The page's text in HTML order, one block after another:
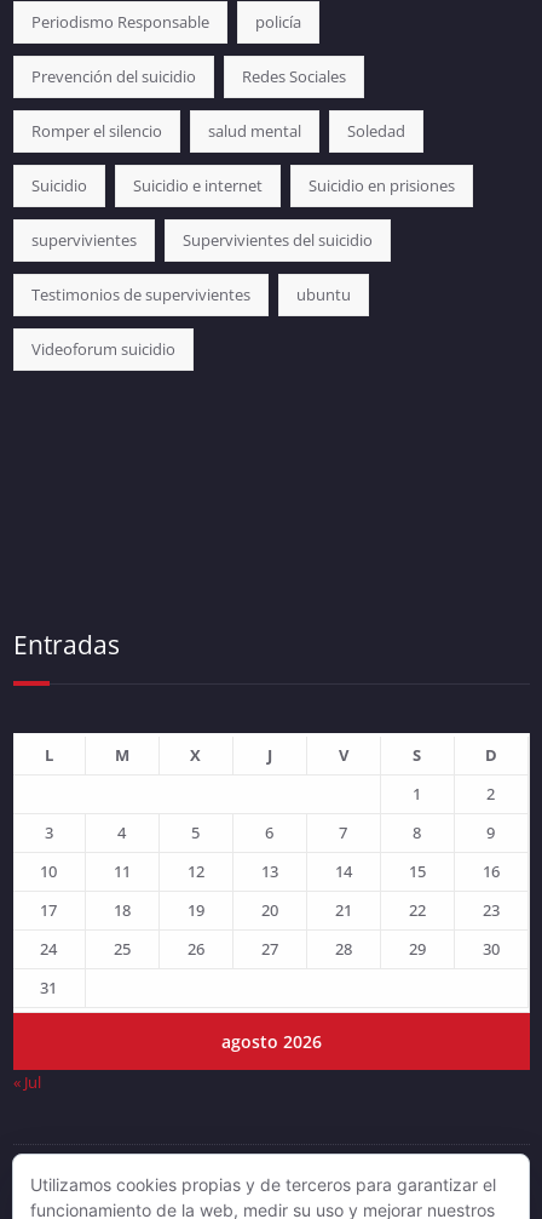
Periodismo Responsable policía
Prevención del suicidio Redes Sociales
Romper el silencio salud mental Soledad
Suicidio Suicidio e internet Suicidio en prisiones
supervivientes Supervivientes del suicidio
Testimonios de supervivientes ubuntu
Videoforum suicidio
Entradas
agosto 2026
L M X J V S
D
1
2
3
4 5 6 7 8
9
10
11 12 13 14 15
16
17
18 19 20 21 22
23
24
25 26 27 28 29
30
31
« Jul
© DJLV 2019
Utilizamos cookies propias y de terceros para garantizar el
funcionamiento de la web, medir su uso y mejorar nuestros